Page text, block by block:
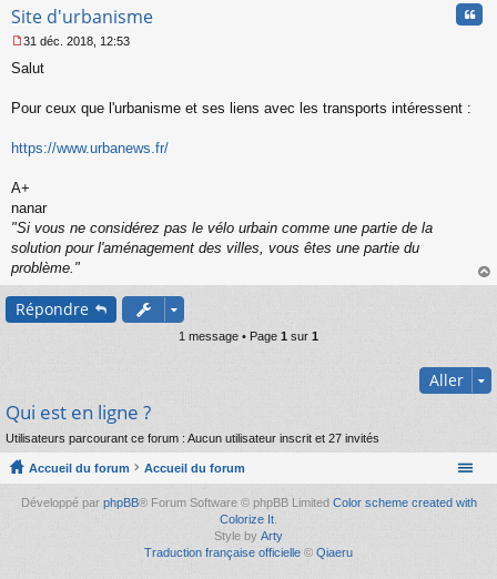
Site d'urbanisme
e
s
e
o
n
l
u
31 déc. 2018, 12:53
Salut
Pour ceux que l'urbanisme et ses liens avec les transports intéressent :
https://www.urbanews.fr/
A+
nanar
"Si vous ne considérez pas le vélo urbain comme une partie de la
solution pour l'aménagement des villes, vous êtes une partie du
problème."
au
Répondre
1 message • Page 1 sur 1
Aller
Qui est en ligne ?
Utilisateurs parcourant ce forum : Aucun utilisateur inscrit et 27 invités
Accueil du forum Accueil du forum
Développé par phpBB® Forum Software © phpBB Limited Color scheme created with
Colorize It
Style by Arty
Traduction française officielle © Qiaeru